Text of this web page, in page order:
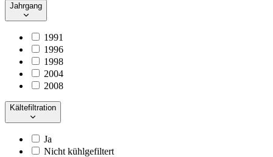
Jahrgang
1991
1996
1998
2004
2008
Kältefiltration
Ja
Nicht kühlgefiltert